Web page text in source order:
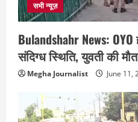
सभी न्यूज़
Bulandshahr News:
संदिग्ध स्थिति, युवती की
Megha Journalist June 11,